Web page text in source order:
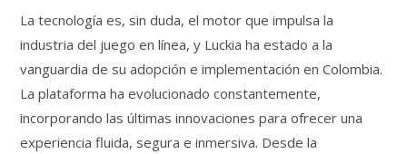
La tecnología es, sin duda, el motor que impulsa la
industria del juego en línea, y Luckia ha estado a la
vanguardia de su adopción e implementación en Colombia.
La plataforma ha evolucionado constantemente,
incorporando las últimas innovaciones para ofrecer una
experiencia fluida, segura e inmersiva. Desde la